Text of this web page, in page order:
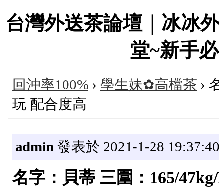
台灣外送茶論壇｜冰冰
堂~新手
回沖率100%› 學生妹✿高檔茶 ›
玩 配合度高
admin 發表於 2021-1-28 19:37:40
名字：貝蒂 三圍：165/